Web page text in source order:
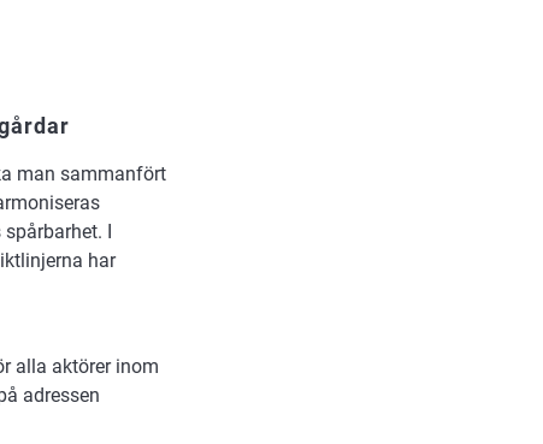
man sammanfört
I
har
alla aktörer inom
adressen